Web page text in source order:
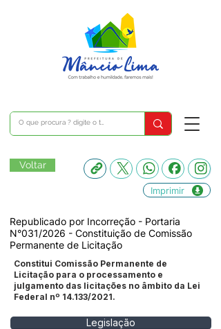
Voltar
Imprimir
Republicado por Incorreção - Portaria
N°031/2026 - Constituição de Comissão
Permanente de Licitação
Constitui Comissão Permanente de
Licitação para o processamento e
julgamento das licitações no âmbito da Lei
Federal nº 14.133/2021.
Legislação